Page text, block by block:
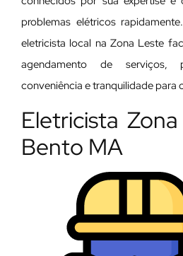
problemas elétricos
eletricista local na Zona Leste
agendamento de serviços,
conveniência e tranquilidade para
Eletricista
Bento MA